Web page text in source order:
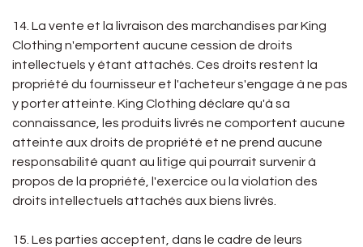
14. La vente et la livraison des marchandises par King
Clothing n'emportent aucune cession de droits
intellectuels y étant attachés. Ces droits restent la
propriété du fournisseur et l'acheteur s'engage à ne pas
y porter atteinte. King Clothing déclare qu'à sa
connaissance, les produits livrés ne comportent aucune
atteinte aux droits de propriété et ne prend aucune
responsabilité quant au litige qui pourrait survenir à
propos de la propriété, l'exercice ou la violation des
droits intellectuels attachés aux biens livrés.
15. Les parties acceptent, dans le cadre de leurs